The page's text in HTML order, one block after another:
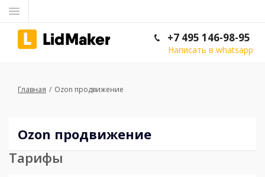
+7 495 146-98-95
Написать в whatsapp
Главная Ozon продвижение
Ozon продвижение
Тарифы